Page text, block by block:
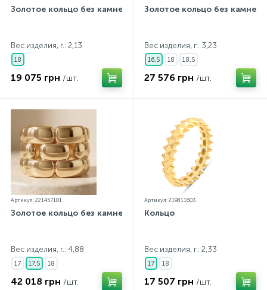
Золотое кольцо без камней
Вес изделия, г.: 2,13
18
19 075 грн /шт.
Золотое кольцо без камней
Вес изделия, г.: 3,23
16,5 18 18,5
27 576 грн /шт.
Артикул: 221457101
Золотое кольцо без камней
Вес изделия, г.: 4,88
17 17,5 18
42 018 грн /шт.
Артикул: 219811603
Кольцо
Вес изделия, г.: 2,33
17 18
17 507 грн /шт.